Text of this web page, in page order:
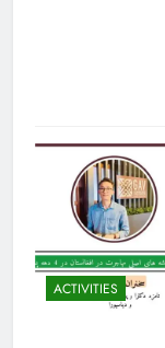
ACTIVITIES